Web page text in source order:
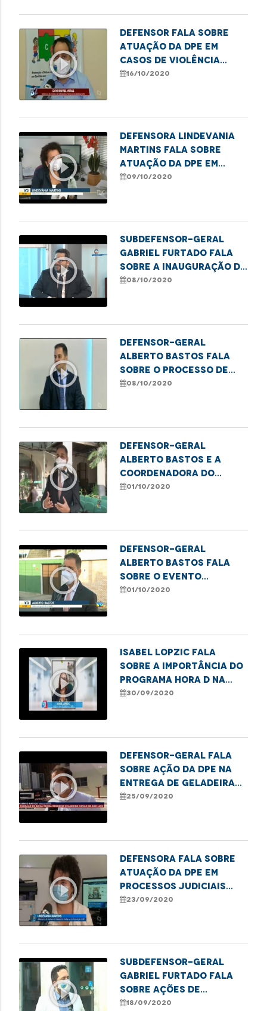
play_circle_outline
Defensor fala sobre
atuação da DPE em
casos de violência
sexual contra
16/10/2020
play_circle_outline
Defensora Lindevania
Martins fala sobre
atuação da DPE em
casos de violência
09/10/2020
play_circle_outline
Subdefensor-geral
Gabriel Furtado fala
sobre a inauguração de
novos núcleos da DPE
08/10/2020
play_circle_outline
Defensor-geral
Alberto Bastos fala
sobre o processo de
expansão da Defensoria
08/10/2020
play_circle_outline
Defensor-geral
Alberto Bastos e a
coordenadora do
Ciapvi Isabel Lopzic
01/10/2020
play_circle_outline
Defensor-geral
Alberto Bastos fala
sobre o evento
realizado para
01/10/2020
play_circle_outline
Isabel Lopzic fala
sobre a importância do
programa Hora D na
luta contra a
30/09/2020
play_circle_outline
Defensor-geral fala
sobre ação da DPE na
entrega de geladeiras
novas a famílias de
25/09/2020
play_circle_outline
Defensora fala sobre
atuação da DPE em
processos judiciais
com pedidos de
23/09/2020
play_circle_outline
Subdefensor-geral
Gabriel Furtado fala
sobre ações de
combate à violência
18/09/2020